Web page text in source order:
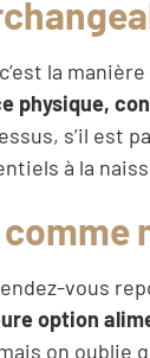
la
physique,
s’il est
à la
vous
option
on